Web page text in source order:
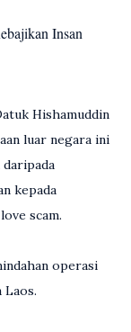
Insan
Hishamuddin
luar negara ini
kepada
scam.
operasi